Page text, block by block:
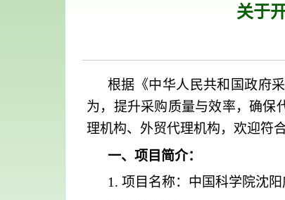
关于
根据《中华人民共和国政府
为，提升采购质量与效率，确保
理机构、外贸代理机构，欢迎符
一、项目简介：
1. 项目名称：中国科学院沈